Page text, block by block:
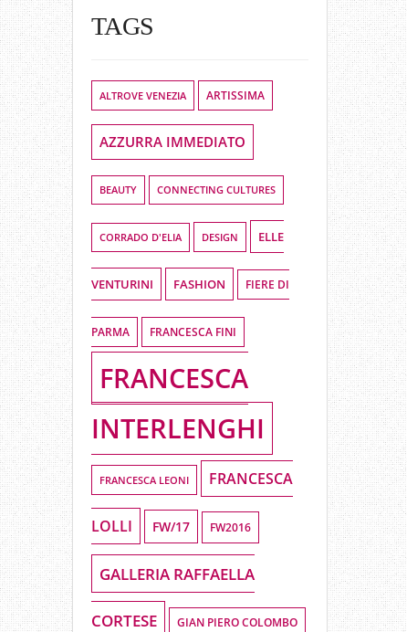
TAGS
ALTROVE VENEZIA ARTISSIMA
AZZURRA IMMEDIATO
BEAUTY CONNECTING CULTURES
CORRADO D'ELIA DESIGN ELLE
VENTURINI FASHION FIERE DI
PARMA FRANCESCA FINI
FRANCESCA
INTERLENGHI
FRANCESCA LEONI FRANCESCA
LOLLI FW/17 FW2016
GALLERIA RAFFAELLA
CORTESE GIAN PIERO COLOMBO